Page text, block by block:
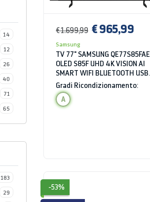
14
12
26
40
71
65
183
29
€ 1.699,99 € 965,99
Samsung
TV 77" SAMSUNG QE77S85FAE
OLED S85F UHD 4K VISION AI
SMART WIFI BLUETOOTH USB
HDMI GRAPHITE BLACK
Gradi Ricondizionamento:
A
-53%